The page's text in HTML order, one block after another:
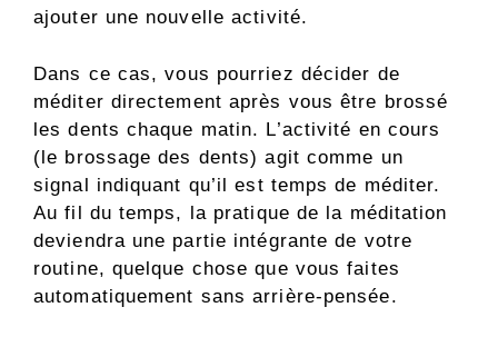
ajouter une nouvelle activité.
Dans ce cas, vous pourriez décider de
méditer directement après vous être brossé
les dents chaque matin. L’activité en cours
(le brossage des dents) agit comme un
signal indiquant qu’il est temps de méditer.
Au fil du temps, la pratique de la méditation
deviendra une partie intégrante de votre
routine, quelque chose que vous faites
automatiquement sans arrière-pensée.